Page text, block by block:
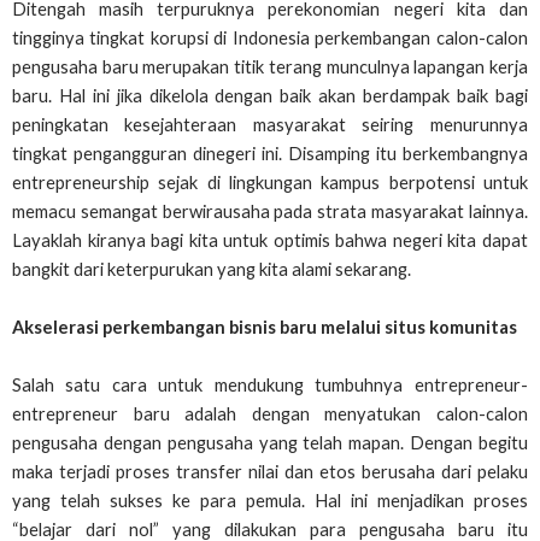
Ditengah masih terpuruknya perekonomian negeri kita dan
tingginya tingkat korupsi di Indonesia perkembangan calon-calon
pengusaha baru merupakan titik terang munculnya lapangan kerja
baru. Hal ini jika dikelola dengan baik akan berdampak baik bagi
peningkatan kesejahteraan masyarakat seiring menurunnya
tingkat pengangguran dinegeri ini. Disamping itu berkembangnya
entrepreneurship sejak di lingkungan kampus berpotensi untuk
memacu semangat berwirausaha pada strata masyarakat lainnya.
Layaklah kiranya bagi kita untuk optimis bahwa negeri kita dapat
bangkit dari keterpurukan yang kita alami sekarang.
Akselerasi perkembangan bisnis baru melalui situs komunitas
Salah satu cara untuk mendukung tumbuhnya entrepreneur-
entrepreneur baru adalah dengan menyatukan calon-calon
pengusaha dengan pengusaha yang telah mapan. Dengan begitu
maka terjadi proses transfer nilai dan etos berusaha dari pelaku
yang telah sukses ke para pemula. Hal ini menjadikan proses
“belajar dari nol” yang dilakukan para pengusaha baru itu